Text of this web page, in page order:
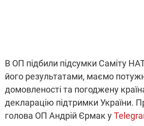
В ОП підбили підсумки Саміту
його результатами, маємо
домовленості та погоджену
декларацію підтримки України.
голова ОП Андрій Єрмак у